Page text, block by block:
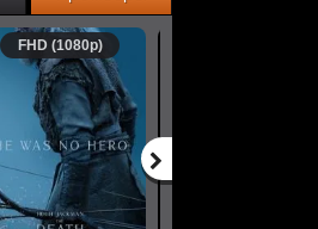
FHD (1080p)